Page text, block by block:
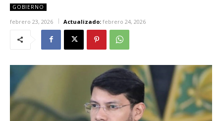
GOBIERNO
febrero 23, 2026 Actualizado: febrero 24, 2026